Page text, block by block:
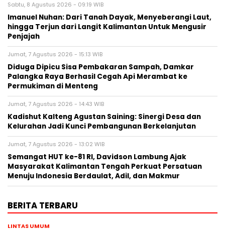
Sabtu, 8 Agustus 2026 - 09:19 WIB
Imanuel Nuhan: Dari Tanah Dayak, Menyeberangi Laut,
hingga Terjun dari Langit Kalimantan Untuk Mengusir
Penjajah
Jumat, 7 Agustus 2026 - 15:13 WIB
Diduga Dipicu Sisa Pembakaran Sampah, Damkar
Palangka Raya Berhasil Cegah Api Merambat ke
Permukiman di Menteng
Jumat, 7 Agustus 2026 - 14:43 WIB
Kadishut Kalteng Agustan Saining: Sinergi Desa dan
Kelurahan Jadi Kunci Pembangunan Berkelanjutan
Jumat, 7 Agustus 2026 - 13:02 WIB
Semangat HUT ke-81 RI, Davidson Lambung Ajak
Masyarakat Kalimantan Tengah Perkuat Persatuan
Menuju Indonesia Berdaulat, Adil, dan Makmur
BERITA TERBARU
LINTAS UMUM